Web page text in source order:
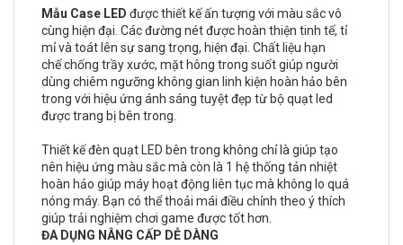
Mẫu Case LED được thiết kế ấn tượng với màu sắc vô
cùng hiện đại. Các đường nét được hoàn thiện tinh tế, tỉ
mỉ và toát lên sự sang trọng, hiện đại. Chất liệu hạn
chế chống trầy xước, mặt hông trong suốt giúp người
dùng chiêm ngưỡng không gian linh kiện hoàn hảo bên
trong với hiệu ứng ánh sáng tuyệt đẹp từ bộ quạt led
được trang bị bên trong.
Thiết kế đèn quạt LED bên trong không chỉ là giúp tạo
nên hiệu ứng màu sắc mà còn là 1 hệ thống tản nhiệt
hoàn hảo giúp máy hoạt động liên tục mà không lo quá
nóng máy. Bạn có thể thoải mái điều chỉnh theo ý thích
giúp trải nghiệm chơi game được tốt hơn.
ĐA DỤNG NÂNG CẤP DỄ DÀNG